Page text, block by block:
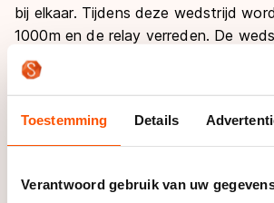
Toestemming Details
Verantwoord gebruik van uw
bij elkaar. Tijdens deze wedstrijd
1000m en de relay verreden. De
zichzelf en levert geen
andere toernooien op.
Informatie
Deelnemerslijst